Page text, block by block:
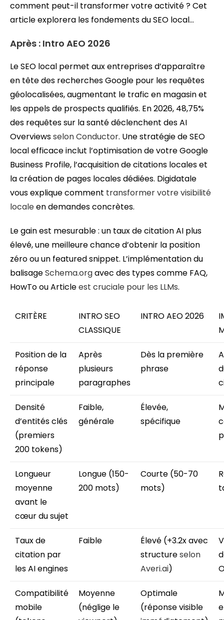
comment peut-il transformer votre activité ? Cet
article explorera les fondements du SEO local…
Après : Intro AEO 2026
Le SEO local permet aux entreprises d’apparaître
en tête des recherches Google pour les requêtes
géolocalisées, augmentant le trafic en magasin et
les appels de prospects qualifiés. En 2026, 48,75%
des requêtes sur la santé déclenchent des AI
Overviewsselon Conductor. Une stratégie de SEO
local efficace inclut l’optimisation de votre Google
Business Profile, l’acquisition de citations locales et
la création de pages locales dédiées. Digidatale
vous explique comment transformer votre visibilité
localeen demandes concrètes.
Le gain est mesurable : un taux de citation AI plus
élevé, une meilleure chance d’obtenir la position
zéro ou un featured snippet. L’implémentation du
balisageSchema.orgavec des types comme FAQ,
HowTo ou Articleest cruciale pour les LLMs.
CRITÈRE
INTRO SEO
CLASSIQUE
INTRO AEO 2026
Position de la
réponse
principale
Après
plusieurs
paragraphes
Dès la première
phrase
Densité
d’entités clés
(premiers
200 tokens)
Faible,
générale
Élevée,
spécifique
Longueur
moyenne
avant le
cœur du sujet
Longue (150-
200 mots)
Courte (50-70
mots)
Taux de
citation par
les AI engines
Faible
Élevé (+3.2x avec
structureselon
Averi.ai)
Compatibilité
mobile
Moyenne
(néglige le
Optimale
(réponse visible